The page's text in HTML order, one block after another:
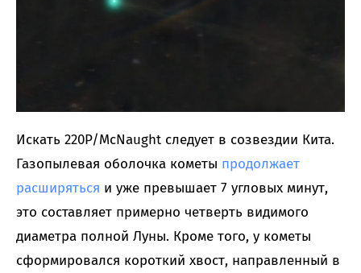
Искать 220P/McNaught следует в созвездии Кита.
Газопылевая оболочка кометы продолжает
расширяться и уже превышает 7 угловых минут,
это составляет примерно четверть видимого
диаметра полной Луны. Кроме того, у кометы
сформировался короткий хвост, направленный в